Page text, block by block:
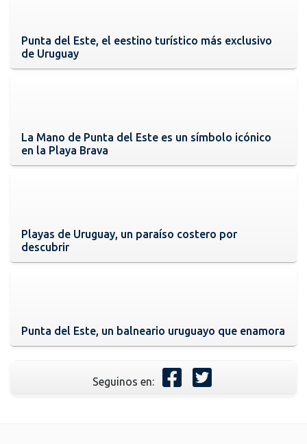
Punta del Este, el eestino turístico más exclusivo
de Uruguay
La Mano de Punta del Este es un símbolo icónico
en la Playa Brava
Playas de Uruguay, un paraíso costero por
descubrir
Punta del Este, un balneario uruguayo que enamora
Seguinos en: